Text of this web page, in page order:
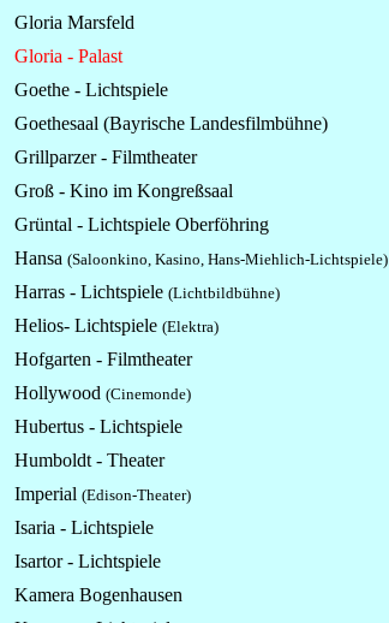
Gloria Marsfeld
Gloria - Palast
Goethe - Lichtspiele
Goethesaal (Bayrische Landesfilmbühne)
Grillparzer - Filmtheater
Groß - Kino im Kongreßsaal
Grüntal - Lichtspiele Oberföhring
Hansa (Saloonkino, Kasino, Hans-Miehlich-Lichtspiele)
Harras - Lichtspiele (Lichtbildbühne)
Helios- Lichtspiele (Elektra)
Hofgarten - Filmtheater
Hollywood (Cinemonde)
Hubertus - Lichtspiele
Humboldt - Theater
Imperial (Edison-Theater)
Isaria - Lichtspiele
Isartor - Lichtspiele
Kamera Bogenhausen